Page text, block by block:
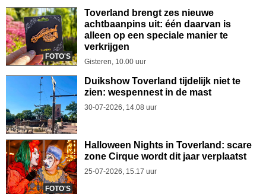
FOTO'S
Toverland brengt zes nieuwe
achtbaanpins uit: één daarvan is
alleen op een speciale manier te
verkrijgen
Gisteren, 10.00 uur
Duikshow Toverland tijdelijk niet te
zien: wespennest in de mast
30-07-2026, 14.08 uur
FOTO'S
Halloween Nights in Toverland: scare
zone Cirque wordt dit jaar verplaatst
25-07-2026, 15.17 uur